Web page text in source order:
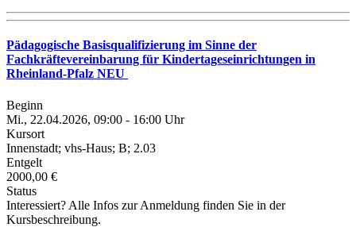
Pädagogische Basisqualifizierung im Sinne der
Fachkräftevereinbarung für Kindertageseinrichtungen in
Rheinland-Pfalz NEU
Beginn
Mi., 22.04.2026, 09:00 - 16:00 Uhr
Kursort
Innenstadt; vhs-Haus; B; 2.03
Entgelt
2000,00 €
Status
Interessiert? Alle Infos zur Anmeldung finden Sie in der
Kursbeschreibung.